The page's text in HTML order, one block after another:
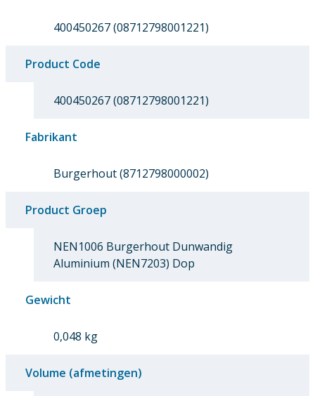
400450267 (08712798001221)
Product Code
400450267 (08712798001221)
Fabrikant
Burgerhout (8712798000002)
Product Groep
NEN1006 Burgerhout Dunwandig
Aluminium (NEN7203) Dop
Gewicht
0,048 kg
Volume (afmetingen)